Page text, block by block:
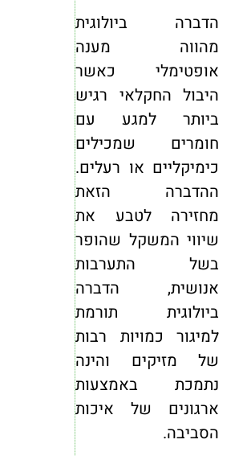
הדברה ביולוגית
מהווה מענה
אופטימלי כאשר
היבול החקלאי רגיש
ביותר למגע עם
חומרים שמכילים
כימיקליים או רעלים.
ההדברה הזאת
מחזירה לטבע את
שיווי המשקל שהופר
בשל התערבות
אנושית, הדברה
ביולוגית תורמת
למיגור כמויות רבות
של מזיקים והינה
נתמכת באמצעות
ארגונים של איכות
הסביבה.